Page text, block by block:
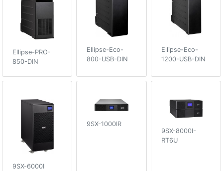
Ellipse-PRO-
850-DIN
Ellipse-Eco-
800-USB-DIN
Ellipse-Eco-
1200-USB-DIN
9SX-6000I
9SX-1000IR
9SX-8000I-
RT6U